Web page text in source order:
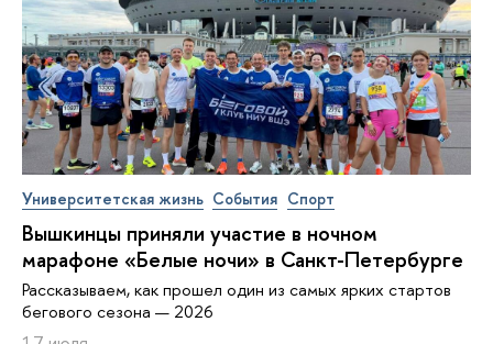
Университетская жизнь События Спорт
Вышкинцы приняли участие в ночном
марафоне «Белые ночи» в Санкт-Петербурге
Рассказываем, как прошел один из самых ярких стартов
бегового сезона — 2026